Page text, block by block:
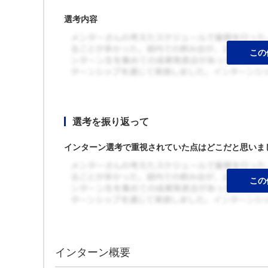
選考内容
選考を振り返って
インターン選考で重視されていた点はどこだと思いま
インターン概要